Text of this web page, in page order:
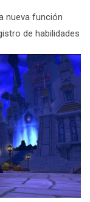
nueva función
de habilidades